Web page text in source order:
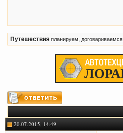
Путешествия планируем,
20.07.2015, 14:49